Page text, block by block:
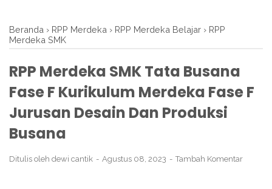
Beranda › RPP Merdeka › RPP Merdeka Belajar › RPP
Merdeka SMK
RPP Merdeka SMK Tata Busana
Fase F Kurikulum Merdeka Fase F
Jurusan Desain Dan Produksi
Busana
Ditulis oleh dewi cantik Agustus 08, 2023 Tambah Komentar